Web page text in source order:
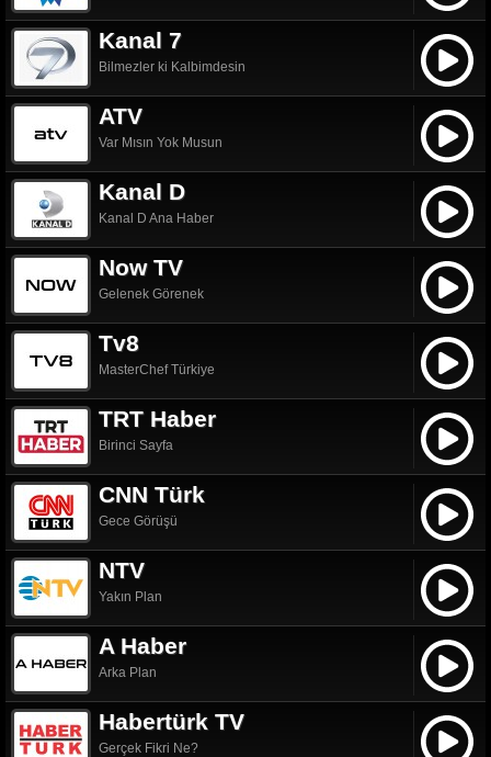
Kanal 7
Bilmezler ki Kalbimdesin
ATV
Var Mısın Yok Musun
Kanal D
Kanal D Ana Haber
Now TV
Gelenek Görenek
Tv8
MasterChef Türkiye
TRT Haber
Birinci Sayfa
CNN Türk
Gece Görüşü
NTV
Yakın Plan
A Haber
Arka Plan
Habertürk TV
Gerçek Fikri Ne?